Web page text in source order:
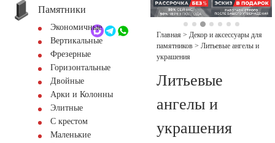
+7 (495) 518-44-23
Обратный звонок
Памятники
Экономичные
Вертикальные
Фрезерные
Горизонтальные
Двойные
Арки и Колонны
Элитные
С крестом
Маленькие
Главная > Декор и аксессуары для
памятников > Литьевые ангелы и
украшения
Литьевые
ангелы и
украшения